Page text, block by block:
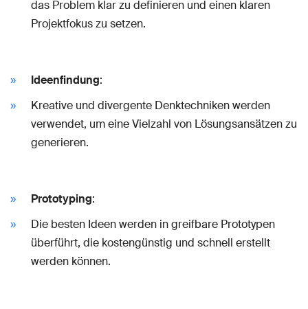
das Problem klar zu definieren und einen klaren
Projektfokus zu setzen.
Ideenfindung:
Kreative und divergente Denktechniken werden
verwendet, um eine Vielzahl von Lösungsansätzen zu
generieren.
Prototyping:
Die besten Ideen werden in greifbare Prototypen
überführt, die kostengünstig und schnell erstellt
werden können.